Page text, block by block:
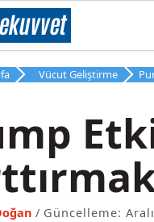
kuvvet
Vücut Geliştirme
Güncelleme: